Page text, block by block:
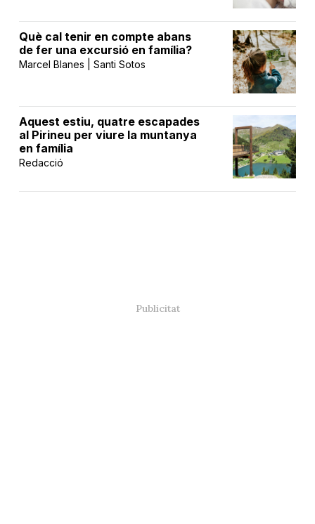
Què cal tenir en compte abans
de fer una excursió en família?
Marcel Blanes | Santi Sotos
Aquest estiu, quatre escapades
al Pirineu per viure la muntanya
en família
Redacció